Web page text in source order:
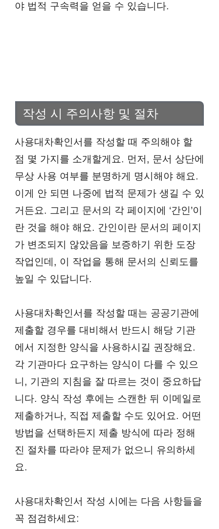
야 법적 구속력을 얻을 수 있습니다.
작성 시 주의사항 및 절차
사용대차확인서를 작성할 때 주의해야 할
점 몇 가지를 소개할게요. 먼저, 문서 상단에
무상 사용 여부를 분명하게 명시해야 해요.
이게 안 되면 나중에 법적 문제가 생길 수 있
거든요. 그리고 문서의 각 페이지에 ‘간인’이
란 것을 해야 해요. 간인이란 문서의 페이지
가 변조되지 않았음을 보증하기 위한 도장
작업인데, 이 작업을 통해 문서의 신뢰도를
높일 수 있답니다.
사용대차확인서를 작성할 때는 공공기관에
제출할 경우를 대비해서 반드시 해당 기관
에서 지정한 양식을 사용하시길 권장해요.
각 기관마다 요구하는 양식이 다를 수 있으
니, 기관의 지침을 잘 따르는 것이 중요하답
니다. 양식 작성 후에는 스캔한 뒤 이메일로
제출하거나, 직접 제출할 수도 있어요. 어떤
방법을 선택하든지 제출 방식에 따라 정해
진 절차를 따라야 문제가 없으니 유의하세
요.
사용대차확인서 작성 시에는 다음 사항들을
꼭 점검하세요: